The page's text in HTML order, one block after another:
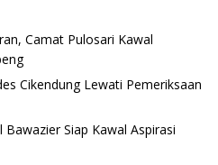
Camat Pulosari Kawal
Cikendung Lewati Pemeriksaan
Siap Kawal Aspirasi